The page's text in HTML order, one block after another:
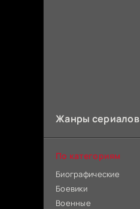
Жанры сериалов
По категориям
Биографические
Боевики
Военные